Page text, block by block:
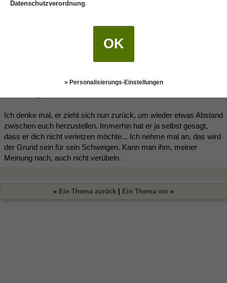
Bartholomea; eigentlich war deine letzte Frage an ihn ein wenig
Ich denke mal, er zieht sich nun zurück, um wieder etwas Abstand
zwischen euch herzustellen. Immerhin hat er ja selbst gesagt,
dass er dich nicht verletzen möchte... Ich nehme mal an, das wird
der Grund sein für sein Schweigen. Kann man ihm, meiner
Meinung nach, auch nicht verübeln.
« Ein Thema zurück | Ein Thema vor »
Datenschutzverordnung.
OK
» Personalisierungs-Einstellungen